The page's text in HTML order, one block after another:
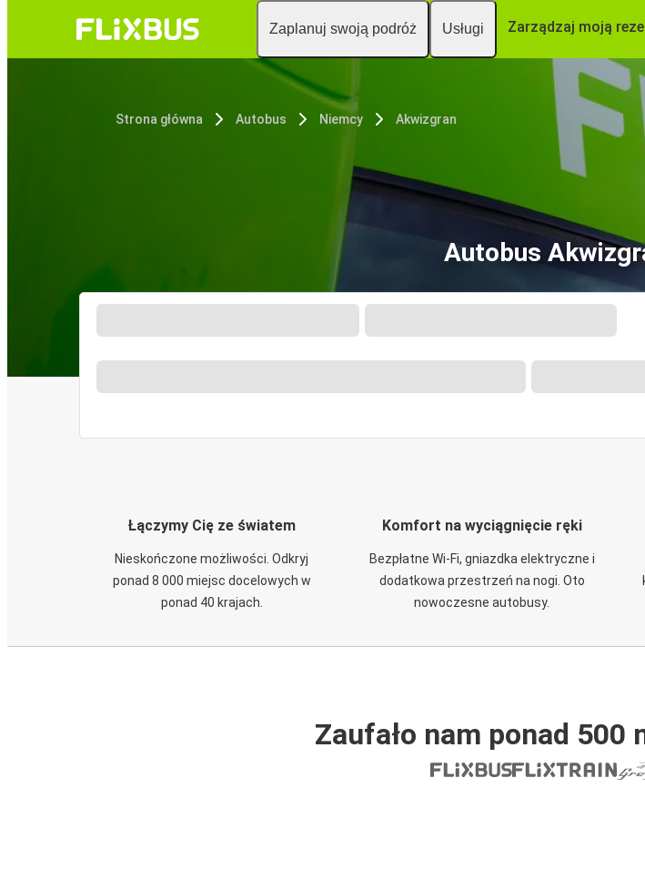
Zaplanuj swoją podróż Usługi Zarządzaj moją
Strona główna Autobus Niemcy Akwizgran
Autobus
Łączymy Cię ze światem
Nieskończone możliwości. Odkryj
ponad 8 000 miejsc docelowych w
ponad 40 krajach.
Komfort na wyciągnięcie ręki
Bezpłatne Wi-Fi, gniazdka elektryczne i
dodatkowa przestrzeń na nogi. Oto
nowoczesne autobusy.
Zaufało nam ponad 500